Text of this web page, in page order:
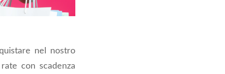
nel nostro
con scadenza